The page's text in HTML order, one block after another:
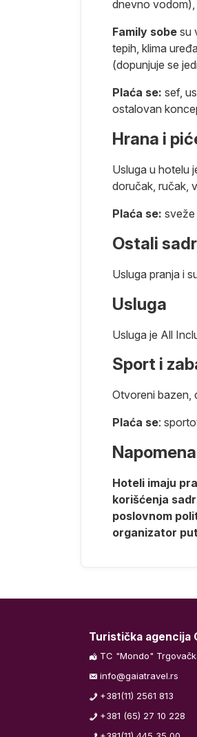
dnevno vodom),
Family sobe su
tepih, klima
(dopunjuje se
Plaća se: sef,
ostalovan
Hrana i
Usluga u hotelu
doručak, ručak,
Plaća se: sveže
Ostali
Usluga pranja i
Usluga
Usluga je All
Sport i
Otvoreni bazen,
Plaća se:
Napomena
Hoteli imaju
korišćenja
poslovnom
organizator
odmor,
Turistička agencija
TC "Mondo"
info@gaiatravel.rs
+381(11) 2561 813
+381 (65) 27 10 228